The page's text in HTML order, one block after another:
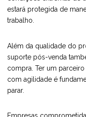
estará protegida de
trabalho.
Além da qualidade do
suporte pós-venda
compra. Ter um
com agilidade é
parar.